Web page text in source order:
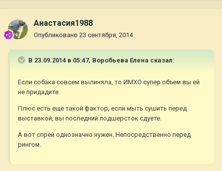
Анастасия1988
Опубликовано 23 сентября, 2014
В 23.09.2014 в 05:47, Воробьева Елена сказал:
Если собака совсем вылиняла, то ИМХО супер объем вы ей
не придадите.
Плюс есть еще такой фактор, если мыть сушить перед
выставкой, вы последний подшерсток сдуете.
А вот спрей однозначно нужен. Непосредственно перед
рингом.